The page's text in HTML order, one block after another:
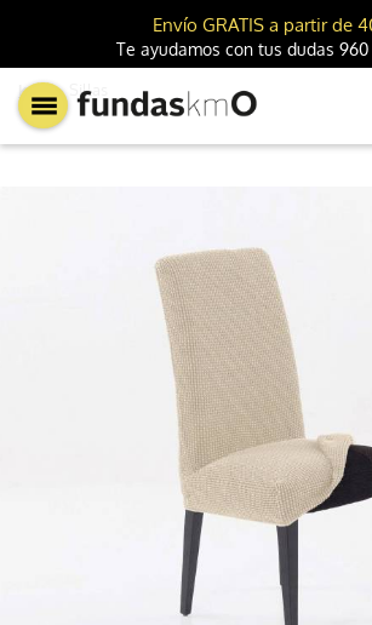
Envío GRATIS a partir de
Te ayudamos con tus dudas 960

km0 Sillas